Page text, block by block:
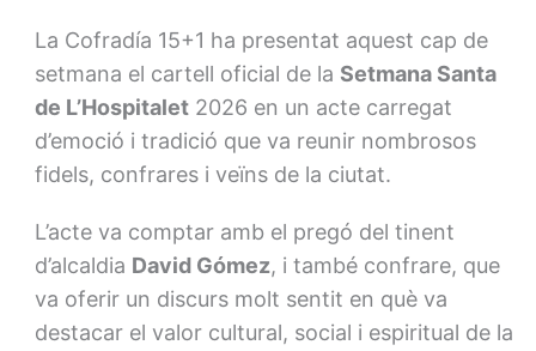
La Cofradía 15+1 ha presentat aquest cap de
setmana el cartell oficial de la Setmana Santa
de L’Hospitalet2026 en un acte carregat
d’emoció i tradició que va reunir nombrosos
fidels, confrares i veïns de la ciutat.
L’acte va comptar amb el pregó del tinent
d’alcaldia David Gómez, i també confrare, que
va oferir un discurs molt sentit en què va
destacar el valor cultural, social i espiritual de la